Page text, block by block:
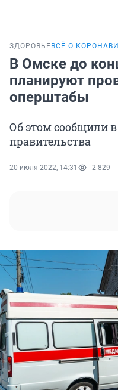
ЗДОРОВЬЕ ВСЁ О
В Омске до
планируют
оперштабы
Об этом сообщили
правительства
20 июля 2022, 14:31 2 829